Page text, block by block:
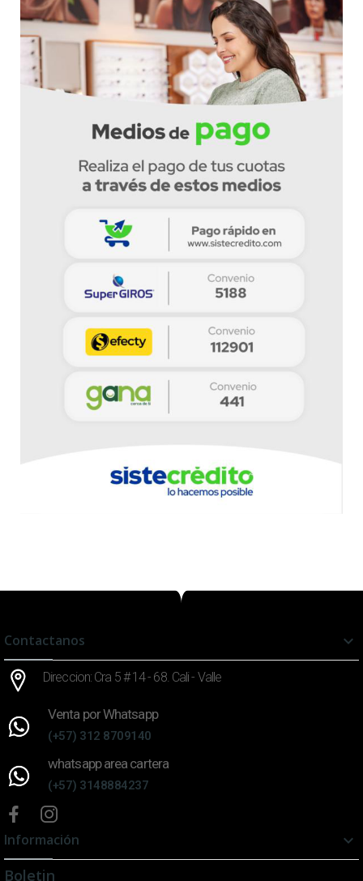
Contactanos 
Direccion: Cra 5 # 14 - 68. Cali - Valle
Venta por Whatsapp
(+57) 312 8709140
whatsapp area cartera
(+57) 3148884237
Información

Boletin